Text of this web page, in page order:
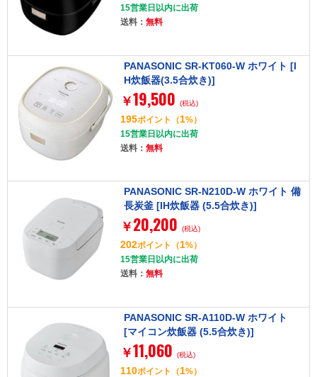
15営業日以内に出荷
送料： 無料
PANASONIC SR-KT060-W ホワイト [I
H炊飯器(3.5合炊き)]
￥19,500 (税込)
195ポイント （1%）
15営業日以内に出荷
送料： 無料
PANASONIC SR-N210D-W ホワイト 備
長炭釜 [IH炊飯器 (5.5合炊き)]
￥ 20,200 (税込)
202ポイント （1%）
15営業日以内に出荷
送料： 無料
PANASONIC SR-A110D-W ホワイト
[マイコン炊飯器 (5.5合炊き)]
￥11,060 (税込)
110ポイント （1%）